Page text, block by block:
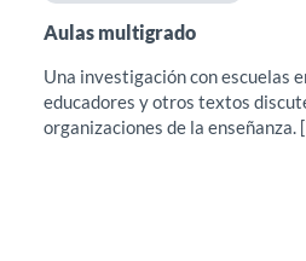
Aulas multigrado
Una investigación con escuelas
educadores y otros textos
organizaciones de la enseñanza.